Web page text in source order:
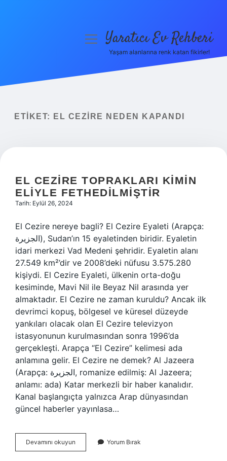
Yasal Uyarı
menüyüYaratıcı Ev Rehberi
Yaşam alanlarına renk katan fikirler!
ETIKET: EL CEZIRE NEDEN KAPANDI
EL CEZIRE TOPRAKLARI KIMIN
ELIYLE FETHEDILMIŞTIR
Tarih: Eylül 26, 2024
El Cezire nereye bagli? El Cezire Eyaleti (Arapça:
الجزيرة), Sudan’ın 15 eyaletinden biridir. Eyaletin
idari merkezi Vad Medeni şehridir. Eyaletin alanı
27.549 km²’dir ve 2008’deki nüfusu 3.575.280
kişiydi. El Cezire Eyaleti, ülkenin orta-doğu
kesiminde, Mavi Nil ile Beyaz Nil arasında yer
almaktadır. El Cezire ne zaman kuruldu? Ancak ilk
devrimci kopuş, bölgesel ve küresel düzeyde
yankıları olacak olan El Cezire televizyon
istasyonunun kurulmasından sonra 1996’da
gerçekleşti. Arapça “El Cezire” kelimesi ada
anlamına gelir. El Cezire ne demek? Al Jazeera
(Arapça: الجزيرة, romanize edilmiş: Al Jazeera;
anlamı: ada) Katar merkezli bir haber kanalıdır.
Kanal başlangıçta yalnızca Arap dünyasından
güncel haberler yayınlasa…
Devamını okuyun
Cezire
Yorum Bırak